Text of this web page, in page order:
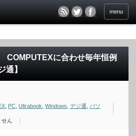
menu
COMPUTEXに合わせ毎年恒例
通】
PC Ultrabook Windows デジ通
パソ
せん